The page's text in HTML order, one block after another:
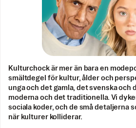
Kulturchock är mer än bara en
smältdegel för kultur, ålder och
unga och det gamla, det svenska och
moderna och det traditionella. Vi
sociala koder, och de små detaljerna
när kulturer kolliderar.